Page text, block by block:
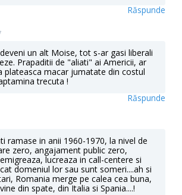
Răspunde
un alt Moise, tot s-ar gasi liberali
Prapaditii de "aliati" ai Americii, ar
plateasca macar jumatate din costul
trecuta !
Răspunde
ramase in anii 1960-1970, la nivel de
zero, angajament public zero,
lucreaza in call-centere si
domeniul lor sau sunt someri....ah si
Romania merge pe calea cea buna,
din spate, din Italia si Spania....!